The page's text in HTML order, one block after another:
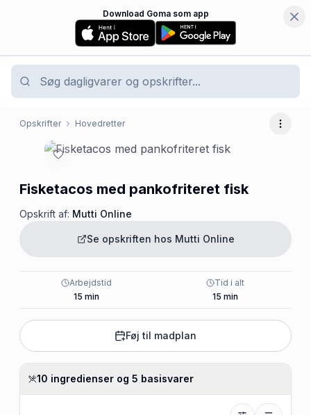
Download Goma som app
Opskrifter Hovedretter Flere
Fisketacos med pankofriteret fisk
Opskrift af: Mutti Online
Se opskriften hos Mutti Online
Arbejdstid
15 min
Tid i alt
15 min
Føj til madplan
10 ingredienser og 5 basisvarer